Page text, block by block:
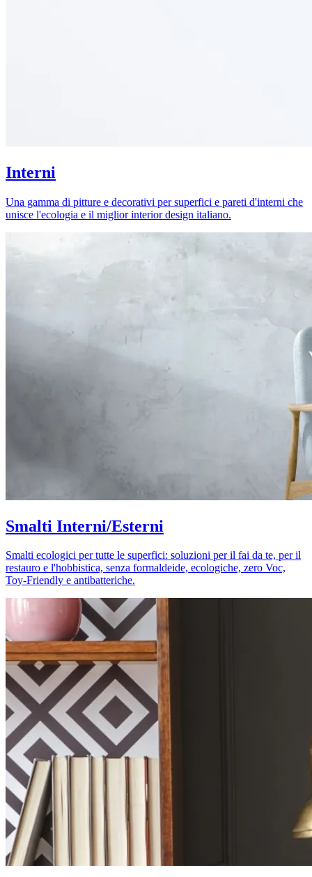
Interni
Una gamma di pitture e decorativi per superfici e pareti d'interni che
unisce l'ecologia e il miglior interior design italiano.
Smalti Interni/Esterni
Smalti ecologici per tutte le superfici: soluzioni per il fai da te, per il
restauro e l'hobbistica, senza formaldeide, ecologiche, zero Voc,
Toy-Friendly e antibatteriche.